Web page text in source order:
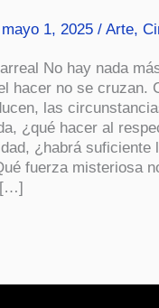
mayo 1, 2025 / Arte,
No hay nada
hacer no se cruzan.
las
¿qué hacer al
¿habrá suficiente
fuerza misteriosa
[…]